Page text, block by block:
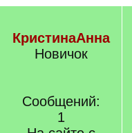
КристинаАнна
Новичок
Сообщений:
1